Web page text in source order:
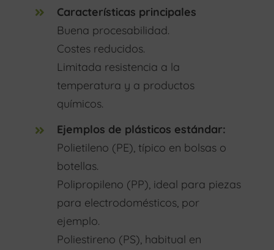
Características principales
Buena procesabilidad.
Costes reducidos.
Limitada resistencia a la
temperatura y a productos
químicos.
Ejemplos de plásticos estándar:
Polietileno (PE), típico en bolsas o
botellas.
Polipropileno (PP), ideal para piezas
para electrodomésticos, por
ejemplo.
Poliestireno (PS), habitual en